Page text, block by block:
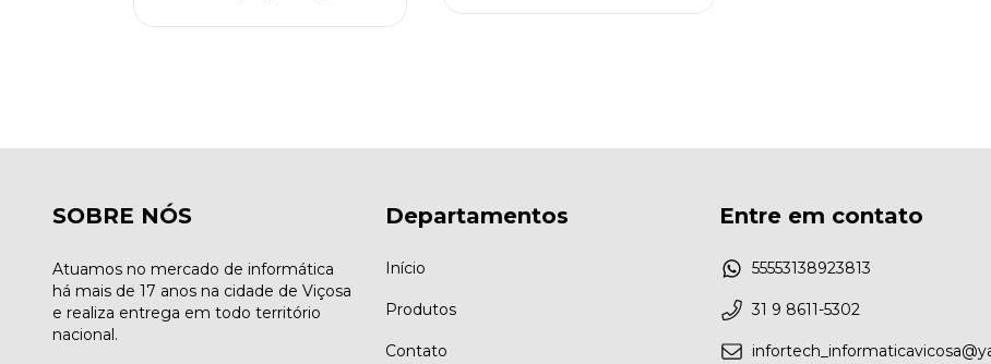
SOBRE NÓS
Atuamos no mercado de informática
há mais de 17 anos na cidade de Viçosa
e realiza entrega em todo território
nacional.
Departamentos
Início
Produtos
Contato
Entre em contato
55553138923813
31 9 8611-5302